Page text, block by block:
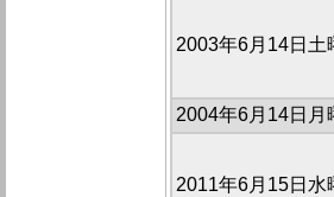
2003年6月14日土
2004年6月14日月
2011年6月15日水